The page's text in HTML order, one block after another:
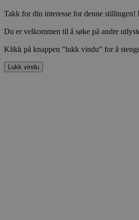
Takk for din interesse for denne stillingen!
Du er velkommen til å søke på andre
Klikk på knappen "lukk vindu" for å